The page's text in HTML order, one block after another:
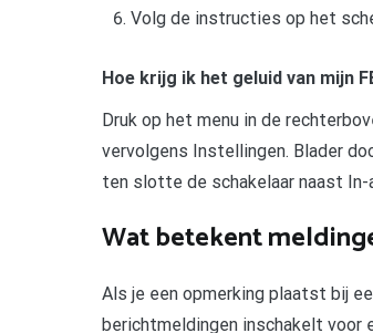
Volg de instructies op het
Hoe krijg ik het geluid van mijn
Druk op het menu in de
vervolgens Instellingen. Blader
ten slotte de schakelaar naast
Wat betekent
Als je een opmerking plaatst bij
berichtmeldingen inschakelt voor